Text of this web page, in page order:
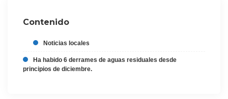
Contenido
Noticias locales
Ha habido 6 derrames de aguas residuales desde
principios de diciembre.